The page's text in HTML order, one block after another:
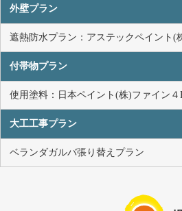
外壁プラン
遮熱防水プラン：アステックペイント(
付帯物プラン
使用塗料：日本ペイント(株)ファイン４
大工工事プラン
ベランダガルバ張り替えプラン